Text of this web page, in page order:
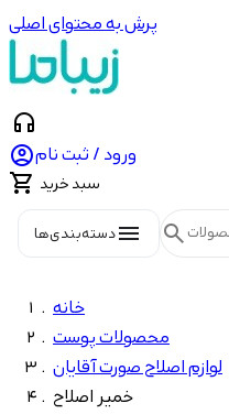
پرش به محتوای اصلی
headphones
ورود / ثبت نام
 سبد خرید
menuدسته‌بندی‌ها search
خانه
محصولات پوست
لوازم اصلاح صورت آقایان
خمیر اصلاح